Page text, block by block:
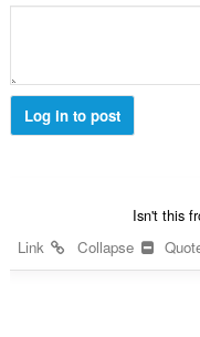
Log in to post
Isn't this